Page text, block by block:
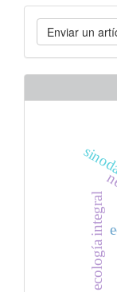
Enviar
un
artículo
Enviar un
ecología integral